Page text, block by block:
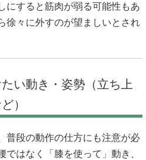
にすると筋肉が弱る可能性もあ
徐々に外すのが望ましいとされ
い動き・姿勢（立ち上
）
普段の動作の仕方にも注意が必
はなく「膝を使って」動き、